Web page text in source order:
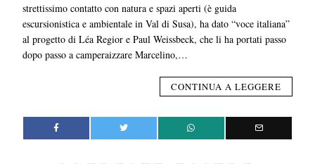
strettissimo contatto con natura e spazi aperti (è guida
escursionistica e ambientale in Val di Susa), ha dato “voce italiana”
al progetto di Léa Regior e Paul Weissbeck, che li ha portati passo
dopo passo a camperaizzare Marcelino,…
CONTINUA A LEGGERE